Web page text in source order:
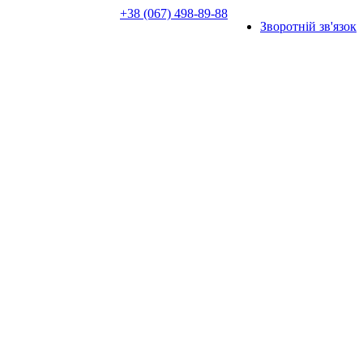
+38 (067) 498-89-88
Зворотній зв'язок